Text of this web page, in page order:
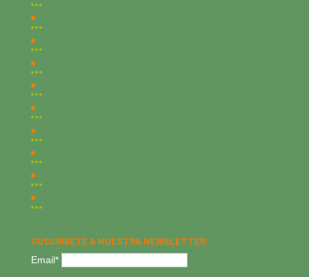
SUSCRÍBETE A NUESTRA NEWSLETTER:
Email*